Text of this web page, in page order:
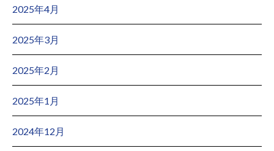
2025年4月
2025年3月
2025年2月
2025年1月
2024年12月